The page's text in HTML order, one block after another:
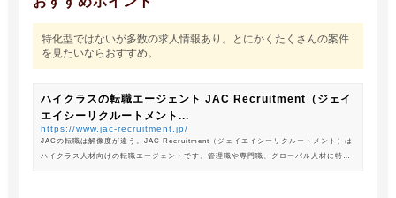
特化型ではないが多数の求人情報あり。とにかくたくさんの案件
を見たいならおすすめ。
ハイクラスの転職エージェント JAC Recruitment（ジェイ
エイシーリクルートメント...
https://www.jac-recruitment.jp/
JACの転職は解像度が違う。JAC Recruitment（ジェイエイシーリクルートメント）は
ハイクラス人材向けの転職エージェントです。管理職や専門職、グローバル人材に特化